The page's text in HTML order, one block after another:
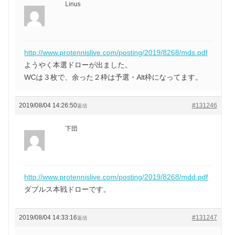
Linus
http://www.protennislive.com/posting/2019/8268/mds.pdf
ようやく本選ドローが出ました。
WCは３枚で、余った２枠は予選・Alt枠になってます。
2019/08/04 14:26:50 #131246
返信
下団
http://www.protennislive.com/posting/2019/8268/mdd.pdf
ダブルス本戦ドローです。
2019/08/04 14:33:16 #131247
返信